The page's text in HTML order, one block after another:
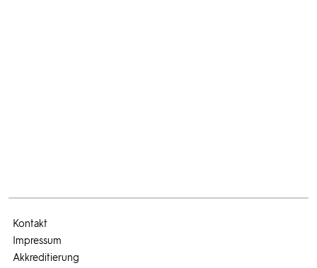
Kontakt
Impressum
Akkreditierung